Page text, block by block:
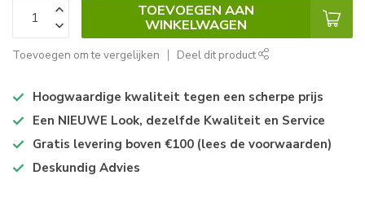
TOEVOEGEN AAN
WINKELWAGEN
Toevoegen om te vergelijken Deel dit product
Hoogwaardige kwaliteit tegen een scherpe prijs
Een NIEUWE Look, dezelfde Kwaliteit en Service
Gratis levering boven €100 (lees de voorwaarden)
Deskundig Advies